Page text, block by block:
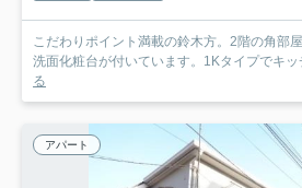
こだわりポイント満載の鈴木方。2階の角部
洗面化粧台が付いています。1Kタイプでキ
る
アパート